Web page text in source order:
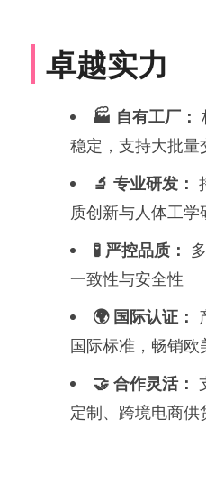
卓越实力
🏭 自有工厂：
稳定，支持大批量
🔬 专业研发：
质创新与人体工学
🧪 严控品质：
一致性与安全性
🌍 国际认证：
国际标准，畅销欧
🤝 合作灵活：
定制、跨境电商